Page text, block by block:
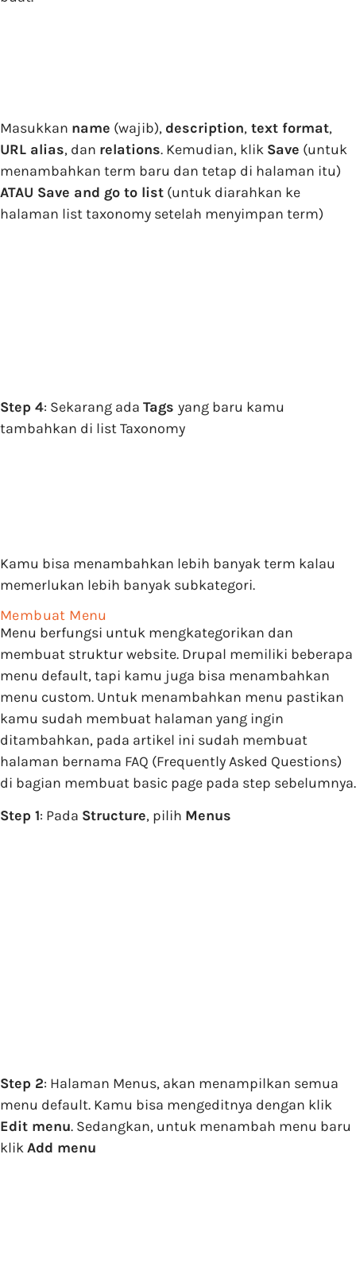
Masukkan name (wajib), description, text format,
URL alias, dan relations. Kemudian, klik Save (untuk
menambahkan term baru dan tetap di halaman itu)
ATAU Save and go to list (untuk diarahkan ke
halaman list taxonomy setelah menyimpan term)
Step 4: Sekarang ada Tags yang baru kamu
tambahkan di list Taxonomy
Kamu bisa menambahkan lebih banyak term kalau
memerlukan lebih banyak subkategori.
Membuat Menu
Menu berfungsi untuk mengkategorikan dan
membuat struktur website. Drupal memiliki beberapa
menu default, tapi kamu juga bisa menambahkan
menu custom. Untuk menambahkan menu pastikan
kamu sudah membuat halaman yang ingin
ditambahkan, pada artikel ini sudah membuat
halaman bernama FAQ (Frequently Asked Questions)
di bagian membuat basic page pada step sebelumnya.
Step 1: Pada Structure, pilih Menus
Step 2: Halaman Menus, akan menampilkan semua
menu default. Kamu bisa mengeditnya dengan klik
Edit menu. Sedangkan, untuk menambah menu baru
klikAdd menu